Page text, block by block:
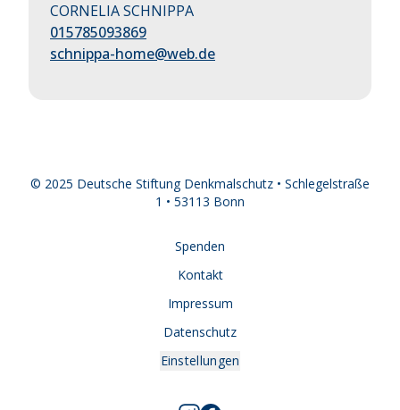
CORNELIA SCHNIPPA
015785093869
schnippa-home@web.de
© 2025 Deutsche Stiftung Denkmalschutz • Schlegelstraße
1 • 53113 Bonn
Spenden
Kontakt
Impressum
Datenschutz
Einstellungen